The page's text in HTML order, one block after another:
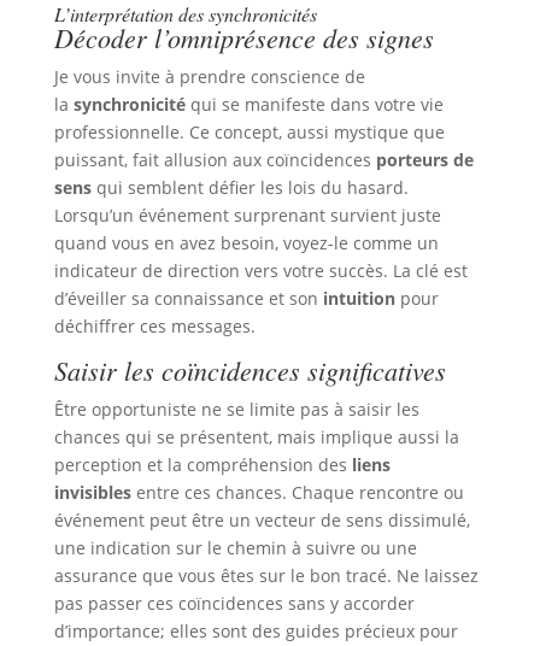
L’interprétation des synchronicités
Décoder l’omniprésence des signes
Je vous invite à prendre conscience de
la synchronicitéqui se manifeste dans votre vie
professionnelle. Ce concept, aussi mystique que
puissant, fait allusion aux coïncidences porteurs de
sensqui semblent défier les lois du hasard.
Lorsqu’un événement surprenant survient juste
quand vous en avez besoin, voyez-le comme un
indicateur de direction vers votre succès. La clé est
d’éveiller sa connaissance et son intuitionpour
déchiffrer ces messages.
Saisir les coïncidences significatives
Être opportuniste ne se limite pas à saisir les
chances qui se présentent, mais implique aussi la
perception et la compréhension des liens
invisiblesentre ces chances. Chaque rencontre ou
événement peut être un vecteur de sens dissimulé,
une indication sur le chemin à suivre ou une
assurance que vous êtes sur le bon tracé. Ne laissez
pas passer ces coïncidences sans y accorder
d’importance; elles sont des guides précieux pour